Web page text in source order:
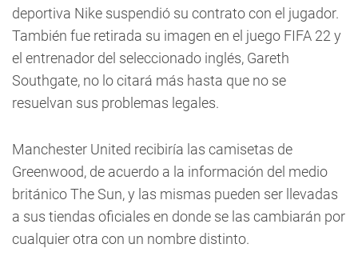
deportiva Nike suspendió su contrato con el jugador.
También fue retirada su imagen en el juego FIFA 22 y
el entrenador del seleccionado inglés, Gareth
Southgate, no lo citará más hasta que no se
resuelvan sus problemas legales.
Manchester United recibiría las camisetas de
Greenwood, de acuerdo a la información del medio
británico The Sun, y las mismas pueden ser llevadas
a sus tiendas oficiales en donde se las cambiarán por
cualquier otra con un nombre distinto.